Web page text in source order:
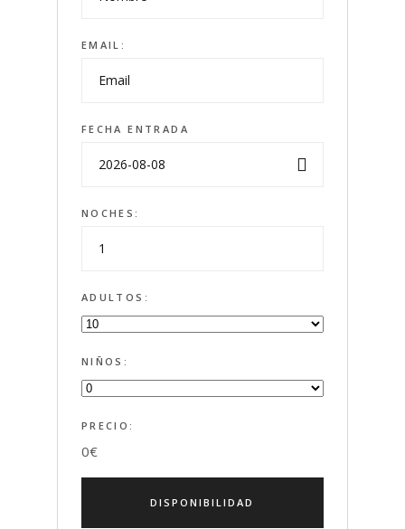
EMAIL:
FECHA ENTRADA
NOCHES:
ADULTOS:
NIÑOS:
PRECIO:
0€